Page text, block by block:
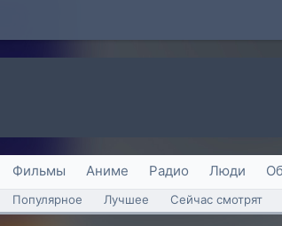
Фильмы Аниме Радио Люди
Популярное Лучшее Сейчас смотрят